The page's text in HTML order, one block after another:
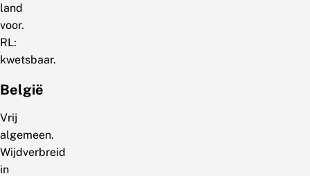
land
voor.
RL:
kwetsbaar.
België
Vrij
algemeen.
Wijdverbreid
in